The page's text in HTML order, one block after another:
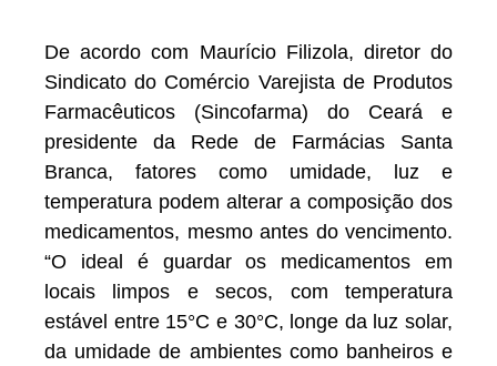
De acordo com Maurício Filizola, diretor do
Sindicato do Comércio Varejista de Produtos
Farmacêuticos (Sincofarma) do Ceará e
presidente da Rede de Farmácias Santa
Branca, fatores como umidade, luz e
temperatura podem alterar a composição dos
medicamentos, mesmo antes do vencimento.
“O ideal é guardar os medicamentos em
locais limpos e secos, com temperatura
estável entre 15°C e 30°C, longe da luz solar,
da umidade de ambientes como banheiros e